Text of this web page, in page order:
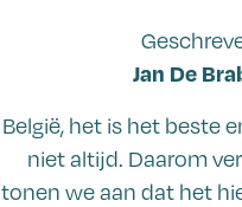
Jan De
België, het is het beste
niet altijd. Daarom
tonen we aan dat het